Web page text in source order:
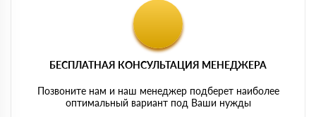
БЕСПЛАТНАЯ КОНСУЛЬТАЦИЯ МЕНЕДЖЕРА
Позвоните нам и наш менеджер подберет наиболее
оптимальный вариант под Ваши нужды